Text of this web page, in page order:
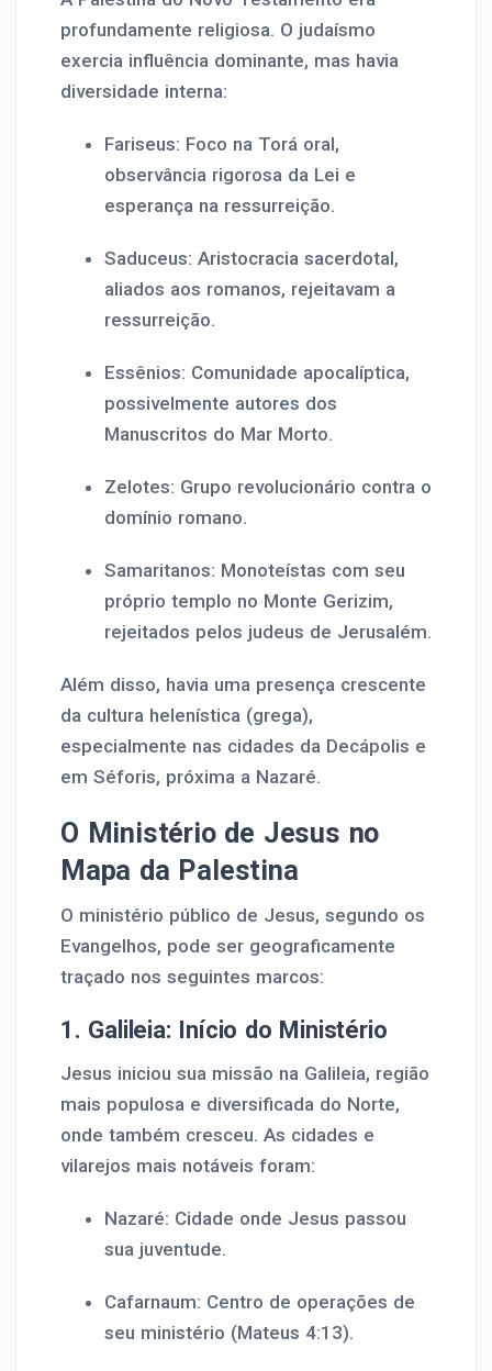
profundamente religiosa. O judaísmo
exercia influência dominante, mas havia
diversidade interna:
Fariseus: Foco na Torá oral,
observância rigorosa da Lei e
esperança na ressurreição.
Saduceus: Aristocracia sacerdotal,
aliados aos romanos, rejeitavam a
ressurreição.
Essênios: Comunidade apocalíptica,
possivelmente autores dos
Manuscritos do Mar Morto.
Zelotes: Grupo revolucionário contra o
domínio romano.
Samaritanos: Monoteístas com seu
próprio templo no Monte Gerizim,
rejeitados pelos judeus de Jerusalém.
Além disso, havia uma presença crescente
da cultura helenística (grega),
especialmente nas cidades da Decápolis e
em Séforis, próxima a Nazaré.
O Ministério de Jesus no
Mapa da Palestina
O ministério público de Jesus, segundo os
Evangelhos, pode ser geograficamente
traçado nos seguintes marcos:
1. Galileia: Início do Ministério
Jesus iniciou sua missão na Galileia, região
mais populosa e diversificada do Norte,
onde também cresceu. As cidades e
vilarejos mais notáveis foram:
Nazaré: Cidade onde Jesus passou
sua juventude.
Cafarnaum: Centro de operações de
seu ministério (Mateus 4:13).